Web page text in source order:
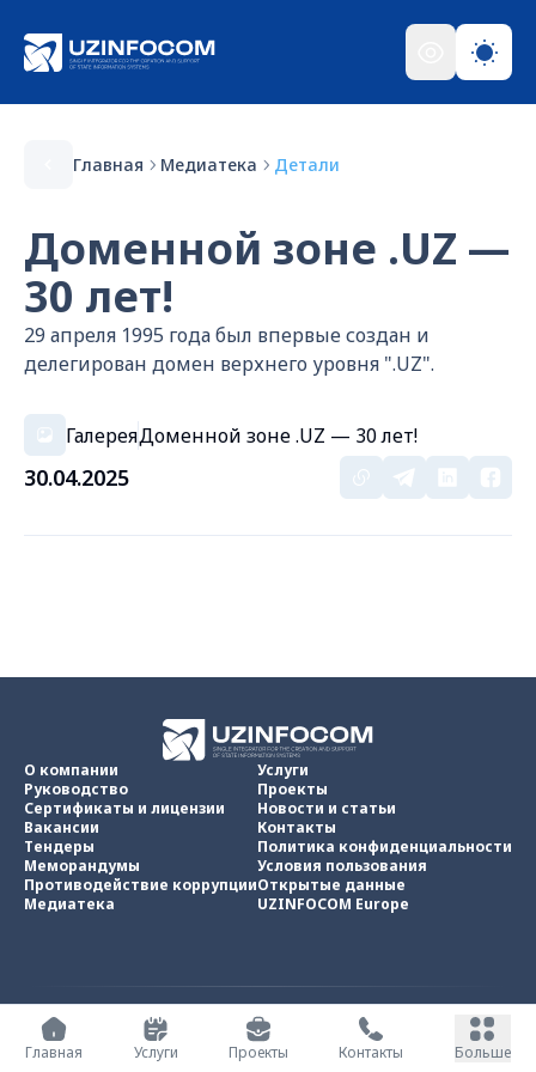
Главная Медиатека Детали
Доменной зоне .UZ —
30 лет!
29 апреля 1995 года был впервые создан и
делегирован домен верхнего уровня ".UZ".
ГалереяДоменной зоне .UZ — 30 лет!
30.04.2025
О компании
Руководство
Сертификаты и лицензии
Вакансии
Тендеры
Меморандумы
Противодействие коррупции
Медиатека
Услуги
Проекты
Новости и статьи
Контакты
Политика конфиденциальности
Условия пользования
Открытые данные
UZINFOCOM Europe
UZINFOCOM © 2002 - 2026
Все права защищены
Главная
Услуги Проекты Контакты Больше